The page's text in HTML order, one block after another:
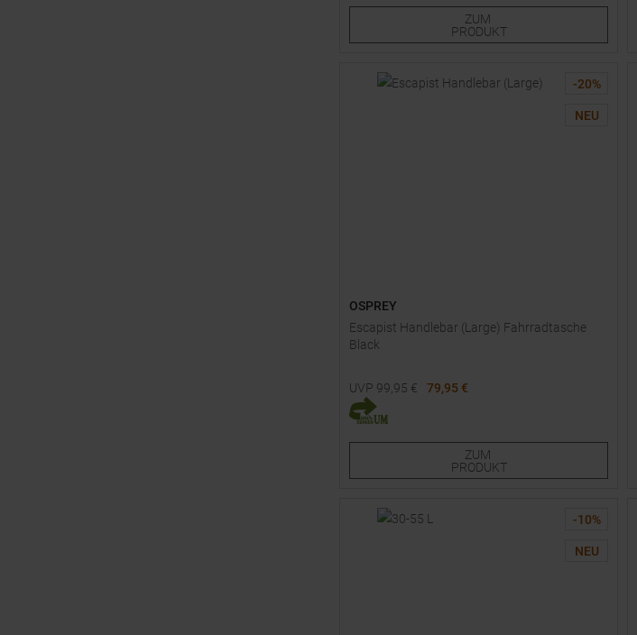
ZUM
PRODUKT
-20%
NEU
OSPREY
Escapist Handlebar (Large) Fahrradtasche
Black
UVP 99,95 €
79,95 €
Verfügbare Größen:
ZUM
PRODUKT
-10%
NEU